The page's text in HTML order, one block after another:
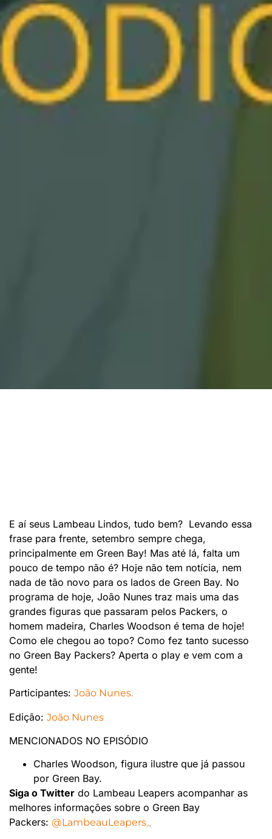
E aí seus Lambeau Lindos, tudo bem? Levando essa
frase para frente, setembro sempre chega,
principalmente em Green Bay! Mas até lá, falta um
pouco de tempo não é? Hoje não tem notícia, nem
nada de tão novo para os lados de Green Bay. No
programa de hoje, João Nunes traz mais uma das
grandes figuras que passaram pelos Packers, o
homem madeira, Charles Woodson é tema de hoje!
Como ele chegou ao topo? Como fez tanto sucesso
no Green Bay Packers? Aperta o play e vem com a
gente!
Participantes: João Nunes.
Edição: João Nunes
MENCIONADOS NO EPISÓDIO
Charles Woodson, figura ilustre que já passou
por Green Bay.
Siga o Twitter do Lambeau Leapers acompanhar as
melhores informações sobre o Green Bay
Packers: @LambeauLeapers_